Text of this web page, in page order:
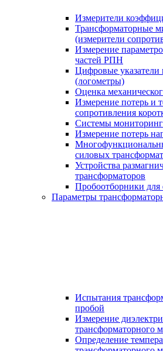
Измерители
Трансформаторные
(измерители
Измерение
частей РПН
Цифровые
(логометры)
Оценка
Измерение потерь и
сопротивления
Системы
Измерение потерь
силовых
Устройства
трансформаторов
Пробоотборники для
Параметры
Испытания
пробой
Измерение
трансформаторного
Определение